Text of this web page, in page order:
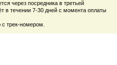
через посредника в третьей
в течении 7-30 дней с момента оплаты
с трек-номером.